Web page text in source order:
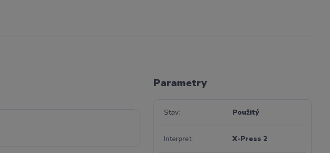
Parametry
Stav Použitý
Interpret X-Press 2